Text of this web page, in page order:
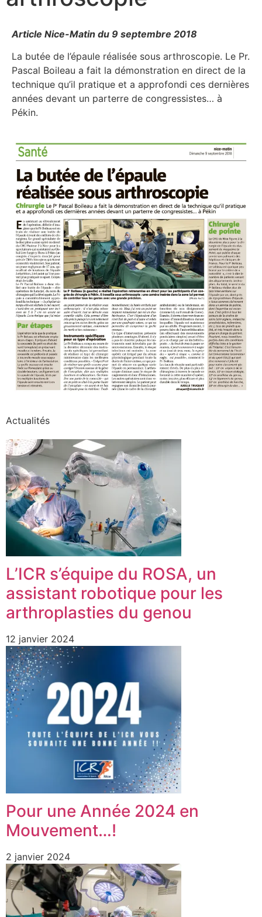
Article Nice-Matin du 9 septembre 2018
La butée de l’épaule réalisée sous arthroscopie. Le Pr.
Pascal Boileau a fait la démonstration en direct de la
technique qu’il pratique et a approfondi ces dernières
années devant un parterre de congressistes… à
Pékin.
Actualités
L’ICR s’équipe du ROSA, un
assistant robotique pour les
arthroplasties du genou
12 janvier 2024
Pour une Année 2024 en
Mouvement…!
2 janvier 2024